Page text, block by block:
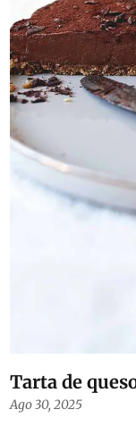
Tarta de
Ago 30, 2025